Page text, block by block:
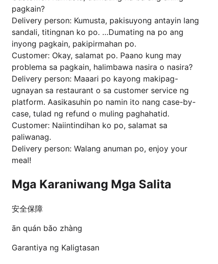
pagkain?
Delivery person: Kumusta, pakisuyong antayin lang
sandali, titingnan ko po. …Dumating na po ang
inyong pagkain, pakipirmahan po.
Customer: Okay, salamat po. Paano kung may
problema sa pagkain, halimbawa nasira o nasira?
Delivery person: Maaari po kayong makipag-
ugnayan sa restaurant o sa customer service ng
platform. Aasikasuhin po namin ito nang case-by-
case, tulad ng refund o muling paghahatid.
Customer: Naiintindihan ko po, salamat sa
paliwanag.
Delivery person: Walang anuman po, enjoy your
meal!
Mga Karaniwang Mga Salita
安全保障
ān quán bǎo zhàng
Garantiya ng Kaligtasan